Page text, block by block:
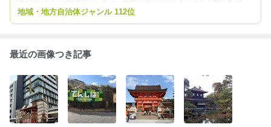
ブログです。
地域・地方自治体ジャンル 112位
最近の画像つき記事